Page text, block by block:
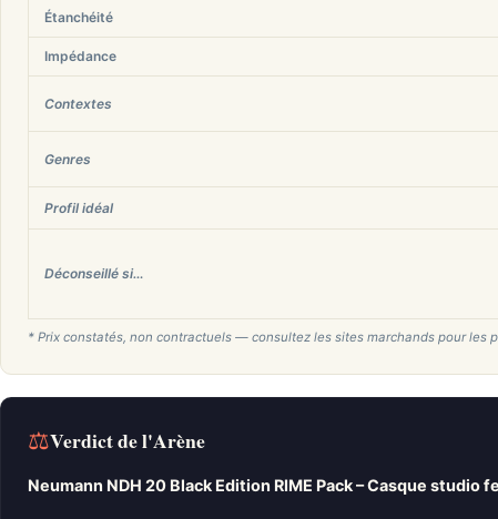
Étanchéité
Impédance
Contextes
Genres
Profil idéal
Déconseillé si…
* Prix constatés, non contractuels — consultez les sites marchands pour les
⚖Verdict de l'Arène
Neumann NDH 20 Black Edition RIME Pack – Casque